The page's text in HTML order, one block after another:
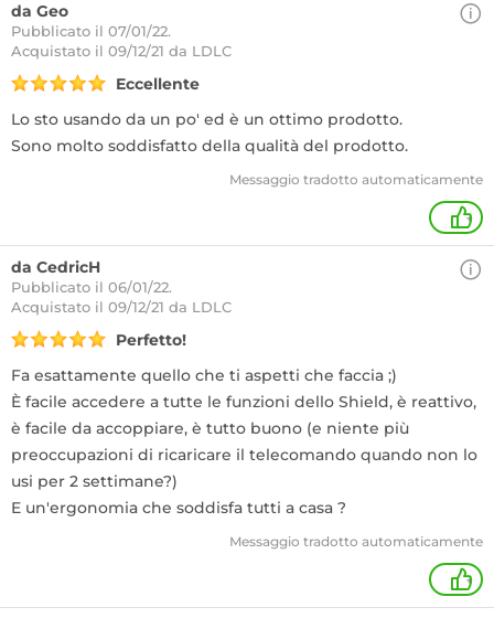
da Geo
Pubblicato il 07/01/22.
Acquistato il 09/12/21 da LDLC
Eccellente
Lo sto usando da un po' ed è un ottimo prodotto.
Sono molto soddisfatto della qualità del prodotto.
Messaggio tradotto automaticamente
+
da CedricH
Pubblicato il 06/01/22.
Acquistato il 09/12/21 da LDLC
Perfetto!
Fa esattamente quello che ti aspetti che faccia ;)
È facile accedere a tutte le funzioni dello Shield, è reattivo,
è facile da accoppiare, è tutto buono (e niente più
preoccupazioni di ricaricare il telecomando quando non lo
usi per 2 settimane?)
E un'ergonomia che soddisfa tutti a casa ?
Messaggio tradotto automaticamente
+